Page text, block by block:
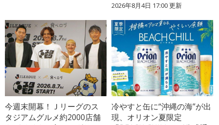
2026年8月4日 17:00更新
今週末開幕！Ｊリーグのス
タジアムグルメ約2000店舗
冷やすと缶に“沖縄の海”が出
現、オリオン夏限定